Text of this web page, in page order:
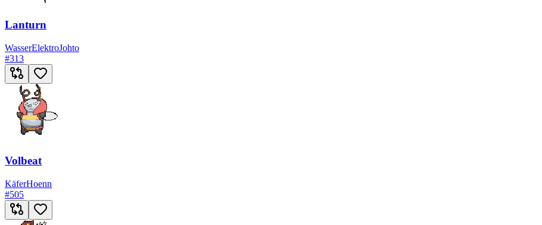
Lanturn
WasserElektroJohto
#313
Volbeat
KäferHoenn
#505